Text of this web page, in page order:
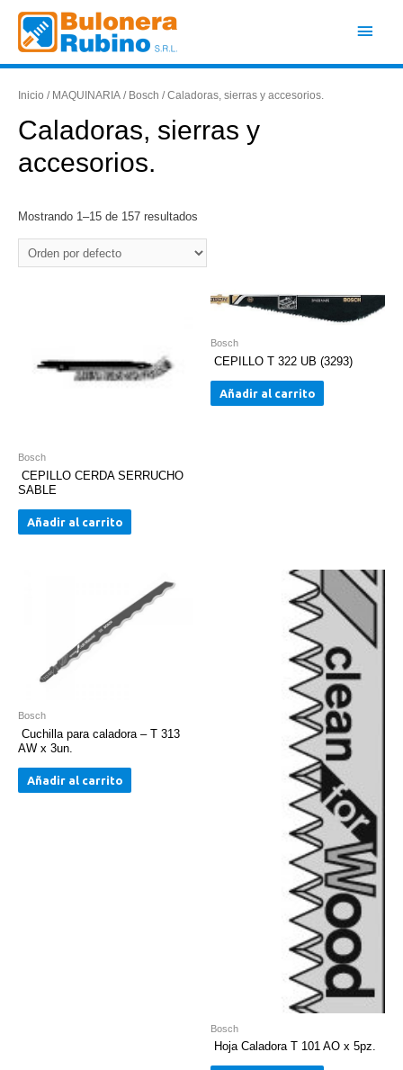
contenido
Inicio / MAQUINARIA / Bosch / Caladoras, sierras y accesorios.
Caladoras, sierras y
accesorios.
Mostrando 1–15 de 157 resultados
Bosch
CEPILLO CERDA SERRUCHO
SABLE
Añadir al carrito
Bosch
CEPILLO T 322 UB (3293)
Añadir al carrito
Bosch
Cuchilla para caladora – T 313
AW x 3un.
Añadir al carrito
Bosch
Hoja Caladora T 101 AO x 5pz.